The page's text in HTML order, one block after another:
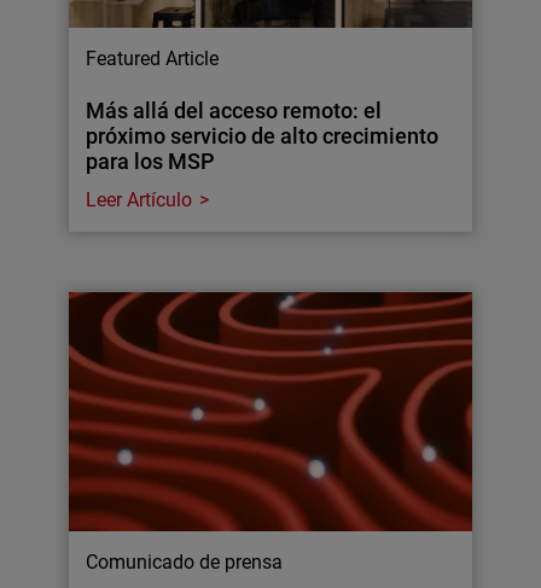
Featured Article
Más allá del acceso remoto: el
próximo servicio de alto crecimiento
para los MSP
Leer Artículo
Comunicado de prensa